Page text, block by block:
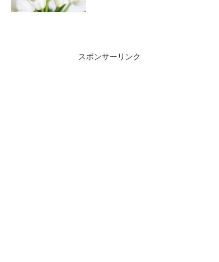
スポンサーリンク